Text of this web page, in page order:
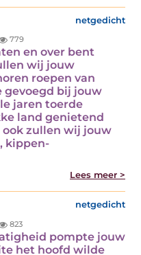
netgedicht
779
en over bent
wij jouw
roepen van
gevoegd bij jouw
jaren toerde
land genietend
ook zullen wij jouw
kippen-
Lees meer >
netgedicht
823
pompte jouw
het hoofd wilde